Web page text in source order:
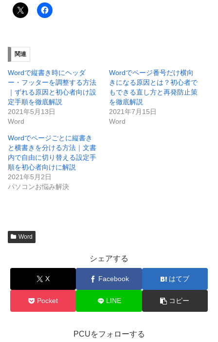
関連
Wordで縦書き時にヘッダ
ー・フッターを調整する方法
｜ずれる原因と初心者向け設
定手順を徹底解説
2021年5月13日
Word
Wordでページ番号だけ横向
きになる原因とは？初心者で
もできる直し方と再発防止策
を徹底解説
2021年7月15日
Word
Wordでページごとに縦書き
と横書きを分ける方法｜文書
内で自由に切り替える設定手
順を初心者向けに解説
2021年5月2日
パソコンお悩み解決
Word
シェアする
X Facebook はてブ
Pocket LINE コピー
PCUをフォローする